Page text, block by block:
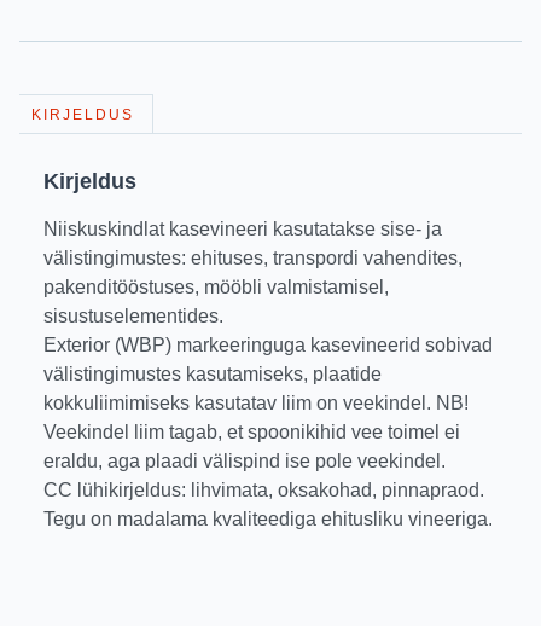
KIRJELDUS
Kirjeldus
Niiskuskindlat kasevineeri kasutatakse sise- ja
välistingimustes: ehituses, transpordi vahendites,
pakenditööstuses, mööbli valmistamisel,
sisustuselementides.
Exterior (WBP) markeeringuga kasevineerid sobivad
välistingimustes kasutamiseks, plaatide
kokkuliimimiseks kasutatav liim on veekindel. NB!
Veekindel liim tagab, et spoonikihid vee toimel ei
eraldu, aga plaadi välispind ise pole veekindel.
CC lühikirjeldus: lihvimata, oksakohad, pinnapraod.
Tegu on madalama kvaliteediga ehitusliku vineeriga.